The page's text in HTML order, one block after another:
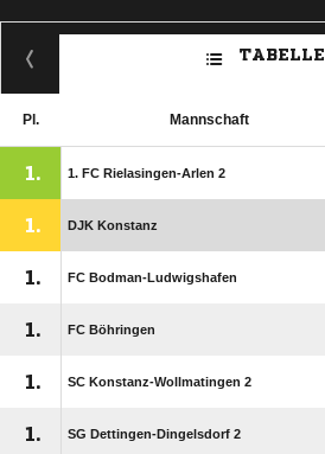
TABELLE
Pl. Mannschaft
1. 1. FC Rielasingen-Arlen 2
1. DJK Konstanz
1. FC Bodman-Ludwigshafen
1. FC Böhringen
1. SC Konstanz-Wollmatingen 2
1. SG Dettingen-Dingelsdorf 2